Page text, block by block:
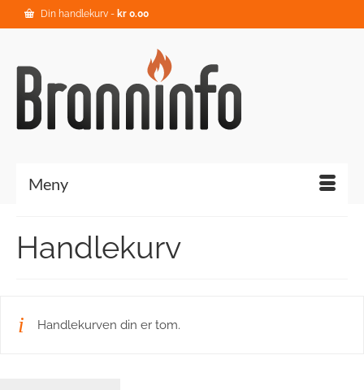
Din handlekurv - kr 0.00
Meny
Handlekurv
Handlekurven din er tom.